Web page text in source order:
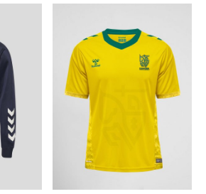
was:
34,00 €.
20,00 €.